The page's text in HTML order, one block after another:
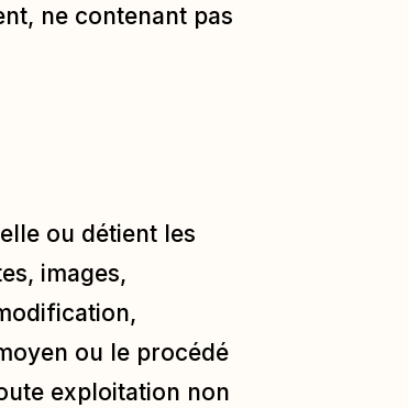
ne contenant pas
ou détient les
images,
ou le procédé
exploitation non